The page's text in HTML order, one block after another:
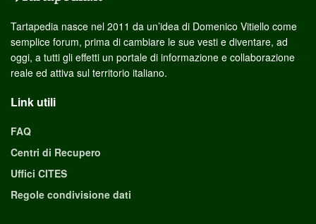
Tartapedia nasce nel 2011 da un’idea di Domenico Vitiello come
semplice forum, prima di cambiare le sue vesti e diventare, ad
oggi, a tutti gli effetti un portale di informazione e collaborazione
reale ed attiva sul territorio italiano.
Link utili
FAQ
Centri di Recupero
Uffici CITES
Regole condivisione dati